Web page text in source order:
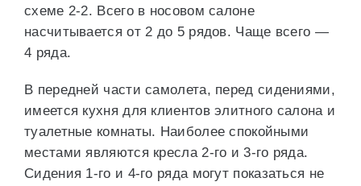
схеме 2-2. Всего в носовом салоне
насчитывается от 2 до 5 рядов. Чаще всего —
4 ряда.
В передней части самолета, перед сидениями,
имеется кухня для клиентов элитного салона и
туалетные комнаты. Наиболее спокойными
местами являются кресла 2-го и 3-го ряда.
Сидения 1-го и 4-го ряда могут показаться не